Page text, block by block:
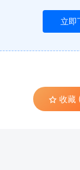
立即
收藏